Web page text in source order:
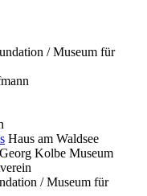
/ Museum für
Haus am Waldsee
Georg Kolbe Museum
/ Museum für